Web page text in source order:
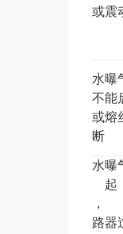
音或震
潜水曝
机不能
动或熔
熔断
潜水曝
机
后，
断路器